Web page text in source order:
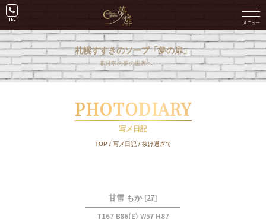
札幌すすきのソープ「夢の扉」
非日常の夢の世界へ･･･。
PHOTODIARY
写メ日記
TOP / 写メ日記/ 抜け過ぎて
甘雪 もか [27]
T167 B86(E) W57 H87